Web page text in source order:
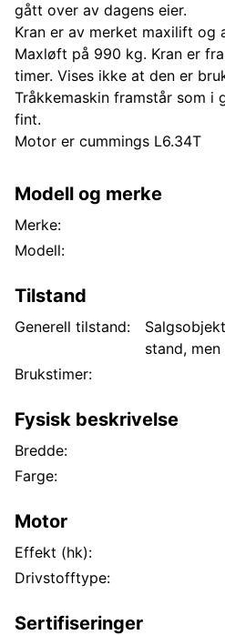
gått over av dagens eier.
Kran er av merket maxilift og
Maxløft på 990 kg. Kran er
timer. Vises ikke at den er
Tråkkemaskin framstår som i
fint.
Motor er cummings L6.34T
Modell og merke
Merke:
Modell:
Tilstand
Generell tilstand:
stand,
Brukstimer:
Fysisk beskrivelse
Bredde:
Farge:
Motor
Effekt (hk):
Drivstofftype:
Sertifiseringer